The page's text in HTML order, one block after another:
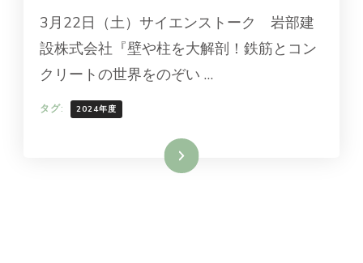
3月22日（土）サイエンストーク 岩部建
設株式会社『壁や柱を大解剖！鉄筋とコン
クリートの世界をのぞい …
タグ: 2024年度
続きを読む